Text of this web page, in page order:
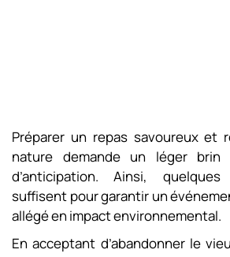
Préparer un repas savoureux et
nature demande un léger brin
d’anticipation. Ainsi,
suffisent pour garantir un
allégé en impact environnemental.
En acceptant d’abandonner le